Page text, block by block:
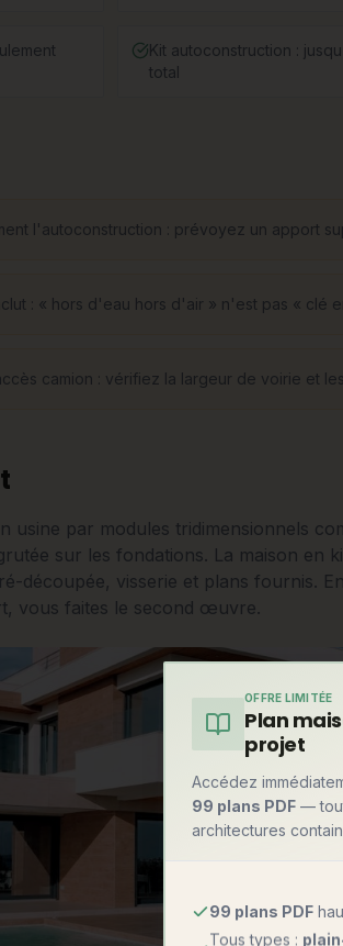
Kit autoconstruction :
total
l'autoconstruction : prévoyez un apport
: « hors d'eau hors d'air » n'est pas « clé
camion : vérifiez la largeur de voirie et
usine par modules tridimensionnels
sur les fondations. La maison en
découpée, visserie et plans fournis.
vous faites le second œuvre.
OFFRE LIMITÉE
Plan
projet
Accédez
99 plans PDF —
architectures
99 plans PDF
Tous types :